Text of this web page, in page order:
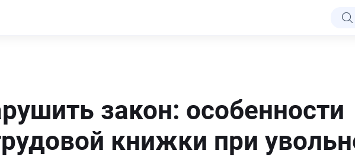
закон: особенности
книжки при